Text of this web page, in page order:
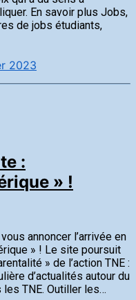
En savoir plus Jobs,
de jobs étudiants,
2023
:
» !
annoncer l’arrivée en
» ! Le site poursuit
» de l’action TNE :
d’actualités autour du
TNE. Outiller les…